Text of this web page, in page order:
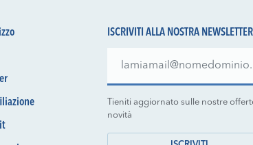
ISCRIVITI ALLA NOSTRA NEWSLETTER
Tieniti aggiornato sulle nostre
novità